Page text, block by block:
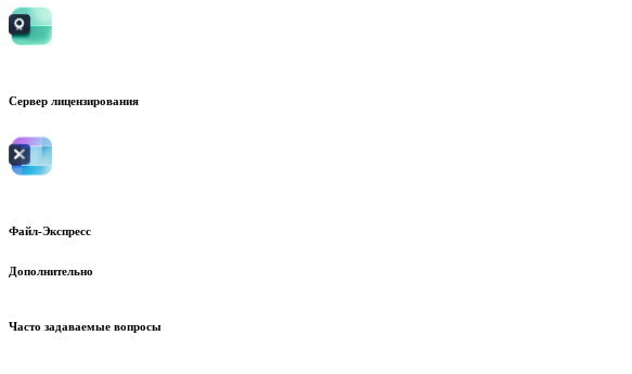
Сервер лицензирования
Файл-Экспресс
Дополнительно
Часто задаваемые вопросы